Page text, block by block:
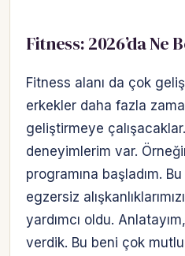
Fitness: 2026’da Ne
Fitness alanı da çok
erkekler daha fazla
geliştirmeye
deneyimlerim var.
programına başladım.
egzersiz
yardımcı oldu.
verdik. Bu beni çok